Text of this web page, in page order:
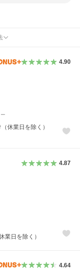
4.90
休業日を除く）
4.87
業日を除く）
4.64